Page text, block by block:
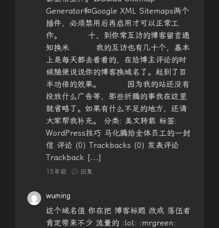
Generator和Google XML Sitemaps两个
插件，必须禁用后再启用才可以正常工
作。 十、到你常互访的博客留言通
知换米 我的互访也有几十个，基本
上是每天都去看看的，在给博主评论的时
候随便说说你的博客换域名了。起到了百
半功倍的效果。 因为我的站还没有
投放什么广告等，那些折腾的事我在这里
就省略了。如果有什么不足的地方，还请
大家帮我补充。 分类: 美文转载 标签:
WordPress技巧 马化腾给全体员工的一封
信 评论 (0) Trackbacks (0) 发表评论
Trackback [...]
15年前 回复
wuming
这个域名值 你在把 博客标题 改成 落伍者
肯定带来不少 流量的 :lol: :mrgreen: